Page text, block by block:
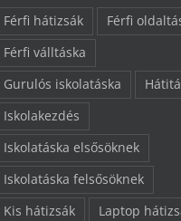
Férfi hátizsák
Férfi
Férfi válltáska
Gurulós iskolatáska
Iskolakezdés
Iskolatáska elsősöknek
Iskolatáska felsősöknek
Kis hátizsák
Laptop